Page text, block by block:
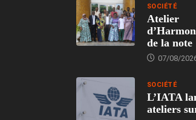
SOCIÉTÉ
Atelier
de la note
07/08/
SOCIÉTÉ
L’IATA
ateliers